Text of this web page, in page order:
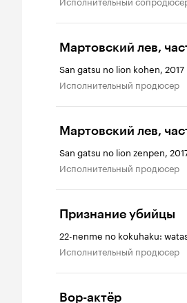
Мартовский лев,
San gatsu no lion kohen, 2017
исполнительный продюсер
Мартовский лев,
San gatsu no lion zenpen,
исполнительный продюсер
Признание убийцы
22-nenme no kokuhaku:
исполнительный продюсер
Вор-актёр